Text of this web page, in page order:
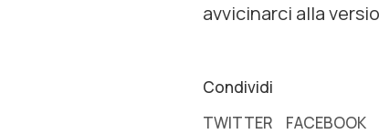
avvicinarci alla
Condividi
TWITTER
FACEBOOK